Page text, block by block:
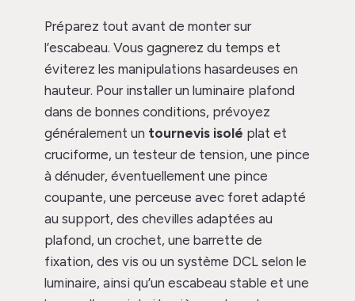
Préparez tout avant de monter sur
l’escabeau. Vous gagnerez du temps et
éviterez les manipulations hasardeuses en
hauteur. Pour installer un luminaire plafond
dans de bonnes conditions, prévoyez
généralement un tournevis isolé plat et
cruciforme, un testeur de tension, une pince
à dénuder, éventuellement une pince
coupante, une perceuse avec foret adapté
au support, des chevilles adaptées au
plafond, un crochet, une barrette de
fixation, des vis ou un système DCL selon le
luminaire, ainsi qu’un escabeau stable et une